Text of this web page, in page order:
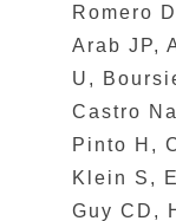
Romero
Arab JP,
U,
Castro
Pinto H,
Klein S,
Guy CD,